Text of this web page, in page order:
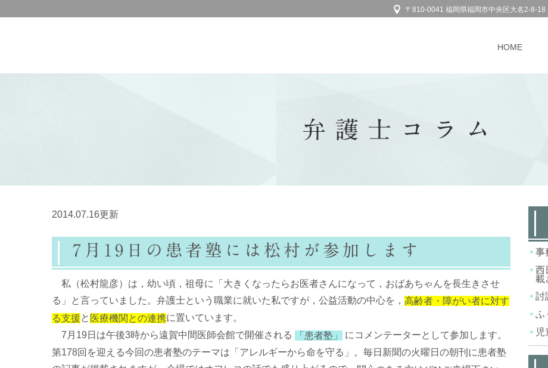
〒810-0041 福岡県福岡市中央区大名2-8-18
HOME
弁護士コラム
2014.07.16更新
7月19日の患者塾には松村が参加します
私（松村龍彦）は，幼い頃，祖母に「大きくなったらお医者さんになって，おばあちゃんを長生きさせ
る」と言っていました。弁護士という職業に就いた私ですが，公益活動の中心を， 高齢者・障がい者に対す
る支援と 医療機関との連携に置いています。
7月19日は午後3時から遠賀中間医師会館で開催される
「患者塾」
にコメンテーターとして参加します。
第178回を迎える今回の患者塾のテーマは「アレルギーから命を守る」。毎日新聞の火曜日の朝刊に患者塾
事
西
載
討
ふ